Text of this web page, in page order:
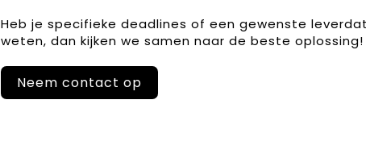
Heb je specifieke deadlines of een gewenste
weten, dan kijken we samen naar de beste oplossing!
Neem contact op